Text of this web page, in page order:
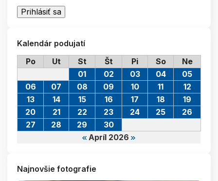
Kalendár podujatí
Po
Ut St Št Pi So Ne
Apríl 2026
01 02 03 04
05
06
07 08 09 10 11
12
13
14 15 16 17 18
19
20
21 22 23 24 25
26
27
28 29 30
Najnovšie fotografie